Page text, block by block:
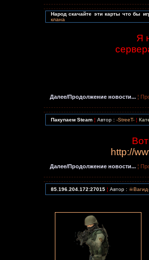
Народ скачайте эти карты что бы
клана
Я
Далее/Продолжение новости... ¦
Пакупаем Steam ¦ Автор : -StreeT- ¦
http://
Далее/Продолжение новости... ¦
85.196.204.172:27015 ¦ Автор :